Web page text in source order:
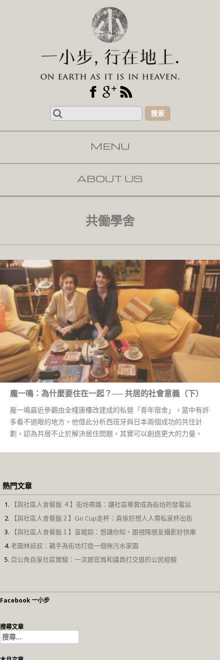
Search
for:
MENU
SKIP TO CONTENT
ABOUT US
共働學舍
龐一鳴：為什麼要住在一起？── 共居的社會意義（下）
龐一鳴最近參觀由全幢唐樓改建成的私營「青年宿舍」，當中有許
多看不過眼的地方。他借此分析西班牙與日本兩個成功的共住計
劃，認為共居不止於解決居住問題，其實可以創造更大的力量。
熱門文章
【與社區人食餐飯 ４】街坊帶路：讓社區導賞成為街坊的發電站
【與社區人食餐飯２】Go Cup走杯：真係好想人人帶私家杯出街
【與社區人食餐飯１】盲蹤踪：想講你知，跟視障朋友攝影好快樂
老圍林叔叔：親手為街坊打造一個無污水家園
亞公角自家社區實驗：一次跟官員和議員打交道的公民經驗
Facebook 一小步
搜尋文章
搜
尋
關